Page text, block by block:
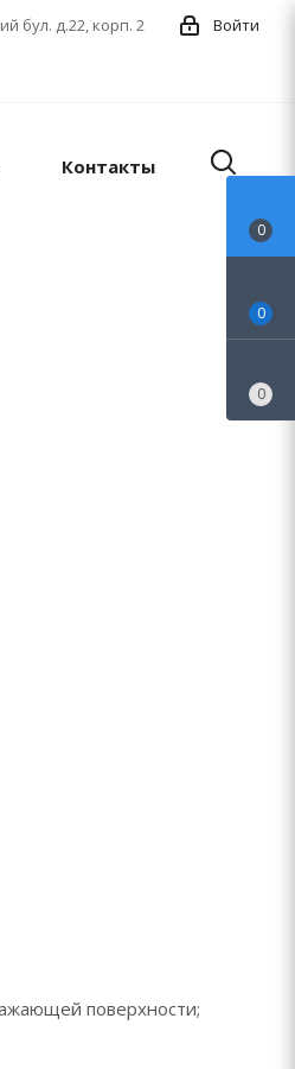
Войти
бул. д.22, корп. 2
Контакты
поверхности;
0
0
0